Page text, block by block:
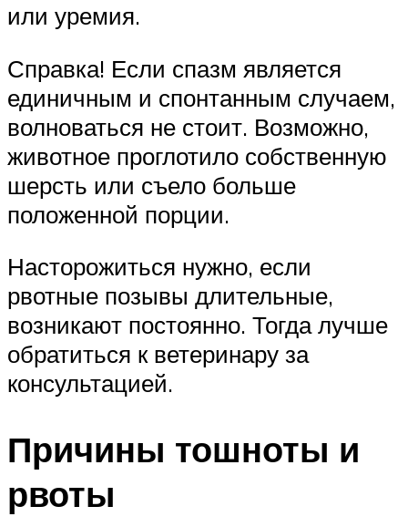
или уремия.
Справка! Если спазм является
единичным и спонтанным случаем,
волноваться не стоит. Возможно,
животное проглотило собственную
шерсть или съело больше
положенной порции.
Насторожиться нужно, если
рвотные позывы длительные,
возникают постоянно. Тогда лучше
обратиться к ветеринару за
консультацией.
Причины тошноты и
рвоты